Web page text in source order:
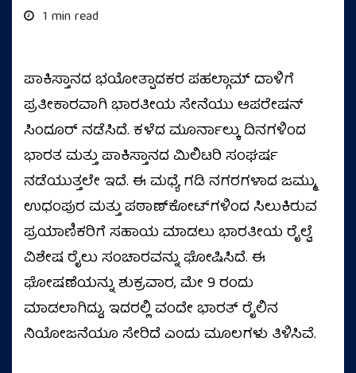
1 min read
ಪಾಕಿಸ್ತಾನದ ಭಯೋತ್ಪಾದಕರ ಪಹಲ್ಗಾಮ್ ದಾಳಿಗೆ
ಪ್ರತೀಕಾರವಾಗಿ ಭಾರತೀಯ ಸೇನೆಯು ಆಪರೇಷನ್‌
ಸಿಂದೂರ್‌ ನಡೆಸಿದೆ. ಕಳೆದ ಮೂರ್ನಾಲ್ಕು ದಿನಗಳಿಂದ
ಭಾರತ ಮತ್ತು ಪಾಕಿಸ್ತಾನದ ಮಿಲಿಟರಿ ಸಂಘರ್ಷ
ನಡೆಯುತ್ತಲೇ ಇದೆ. ಈ ಮಧ್ಯೆ ಗಡಿ ನಗರಗಳಾದ ಜಮ್ಮು,
ಉಧಂಪುರ ಮತ್ತು ಪಠಾಣ್‌ಕೋಟ್‌ಗಳಿಂದ ಸಿಲುಕಿರುವ
ಪ್ರಯಾಣಿಕರಿಗೆ ಸಹಾಯ ಮಾಡಲು ಭಾರತೀಯ ರೈಲ್ವೆ
ವಿಶೇಷ ರೈಲು ಸಂಚಾರವನ್ನು ಘೋಷಿಸಿದೆ. ಈ
ಘೋಷಣೆಯನ್ನು ಶುಕ್ರವಾರ, ಮೇ 9 ರಂದು
ಮಾಡಲಾಗಿದ್ದು, ಇದರಲ್ಲಿ ವಂದೇ ಭಾರತ್ ರೈಲಿನ
ನಿಯೋಜನೆಯೂ ಸೇರಿದೆ ಎಂದು ಮೂಲಗಳು ತಿಳಿಸಿವೆ.